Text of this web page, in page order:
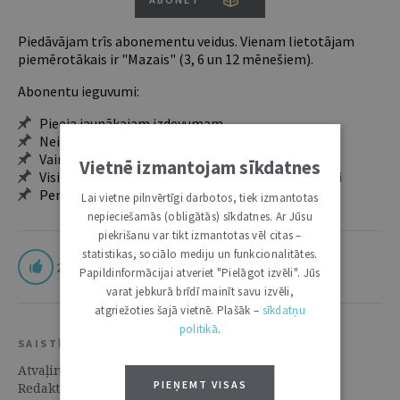
Piedāvājam trīs abonementu veidus. Vienam lietotājam
piemērotākais ir "Mazais" (3, 6 un 12 mēnešiem).
Abonentu ieguvumi:
Pieeja jaunākajam izdevumam
Neierobežota pieeja arhīvam – 24 h/7 d.
Vairāk nekā 18 000 rakstu un 2000 autoru
Visi tematiskie numuri un ikgadējie grāmatžurnāli
Personalizētās iespējas – piezīmes, citāti, mapes
2
SAISTĪTIE RESURSI
Atvaļinājuma juridiskā puse | 15. Augusts 2017 |
Redaktora sleja
Vietnē izmantojam sīkdatnes
Lai vietne pilnvērtīgi darbotos, tiek izmantotas
nepieciešamās (obligātās) sīkdatnes. Ar Jūsu
piekrišanu var tikt izmantotas vēl citas –
statistikas, sociālo mediju un funkcionalitātes.
Papildinformācijai atveriet "Pielāgot izvēli". Jūs
varat jebkurā brīdī mainīt savu izvēli,
atgriežoties šajā vietnē. Plašāk – sīkdatņu
politikā.
PIEŅEMT VISAS